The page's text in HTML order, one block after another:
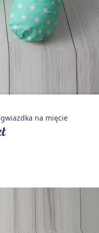
na mięcie